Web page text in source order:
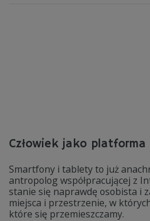
Człowiek jako platforma
Smartfony i tablety to już
antropolog współpracującej z
stanie się naprawdę osobista i
miejsca i przestrzenie, w
które się przemieszczamy.